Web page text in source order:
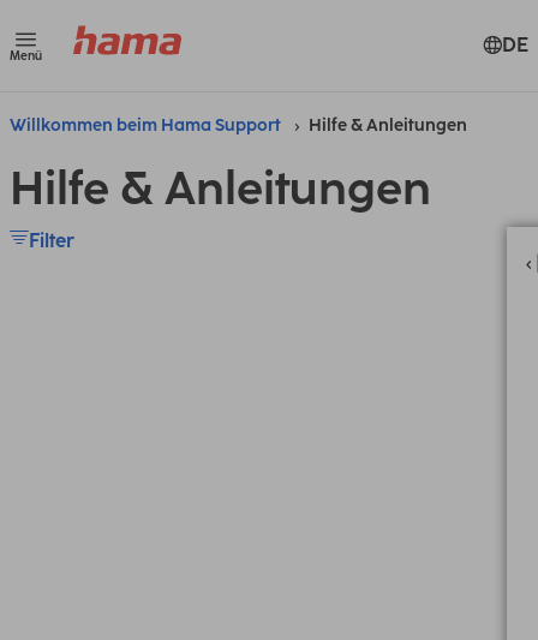
Menü DE
Willkommen beim Hama Support Hilfe & Anleitungen
Hilfe & Anleitungen
Filter